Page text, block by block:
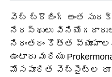
వెబ్ బ్రౌజింగ్ అంత
నేరస్థులు
నిరంతరం కొత్త
ఉంటారు మరియు
మోసపూరిత వెబ్‌సైట్‌ల